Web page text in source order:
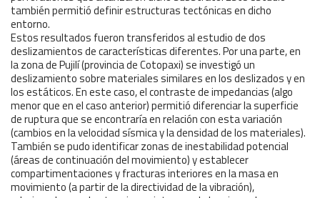
también permitió definir estructuras tectónicas en dicho
entorno.
Estos resultados fueron transferidos al estudio de dos
deslizamientos de características diferentes. Por una parte, en
la zona de Pujilí (provincia de Cotopaxi) se investigó un
deslizamiento sobre materiales similares en los deslizados y en
los estáticos. En este caso, el contraste de impedancias (algo
menor que en el caso anterior) permitió diferenciar la superficie
de ruptura que se encontraría en relación con esta variación
(cambios en la velocidad sísmica y la densidad de los materiales).
También se pudo identificar zonas de inestabilidad potencial
(áreas de continuación del movimiento) y establecer
compartimentaciones y fracturas interiores en la masa en
movimiento (a partir de la directividad de la vibración),